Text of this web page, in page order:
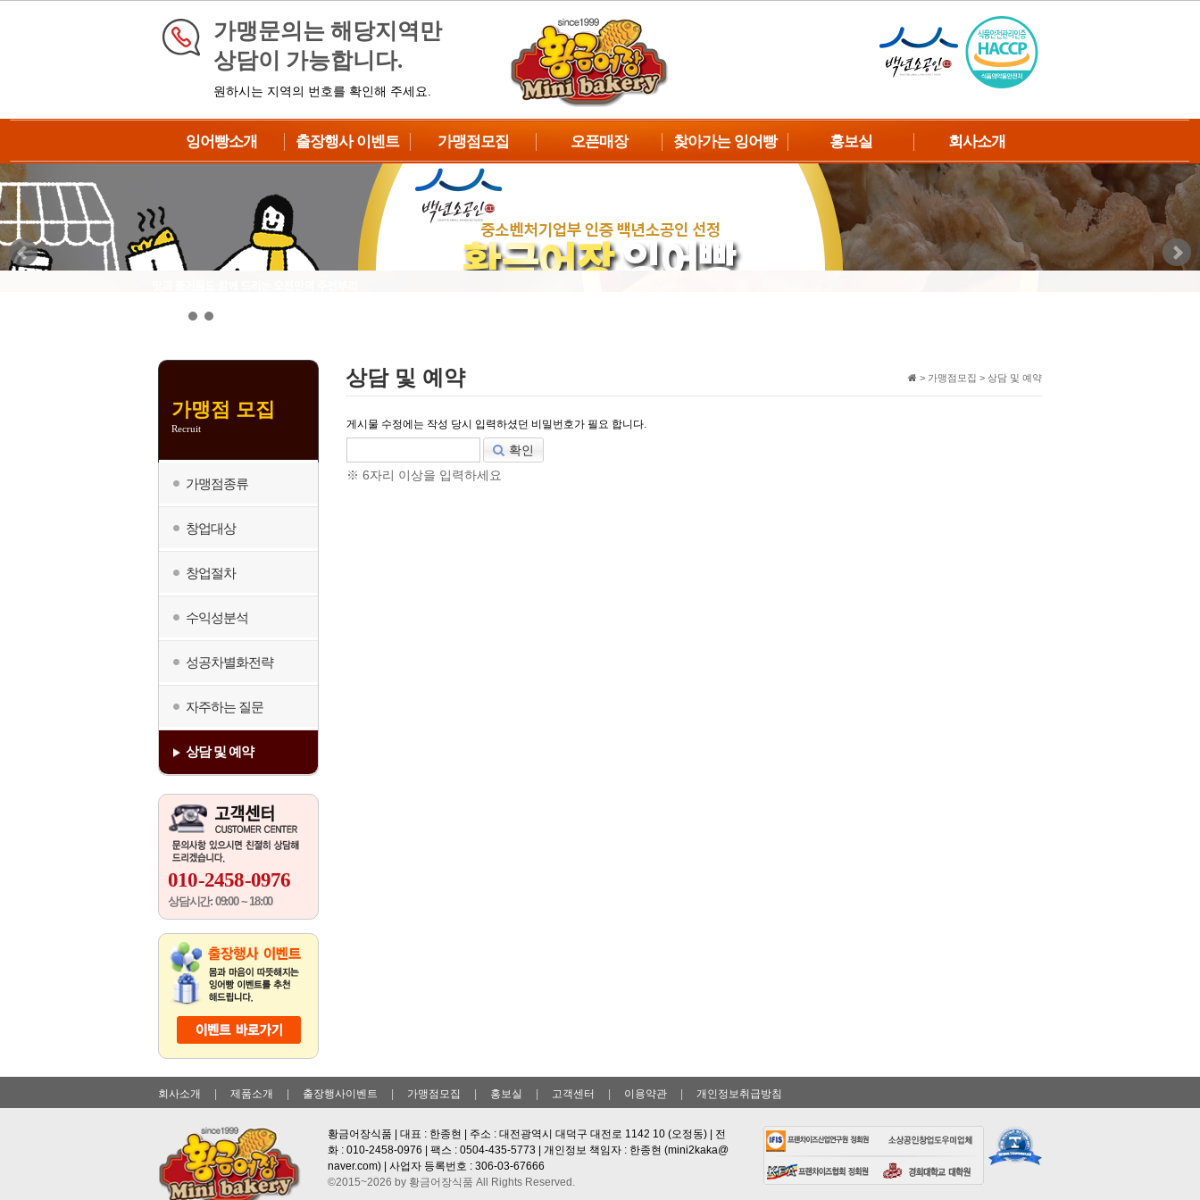
가맹문의는 해당지역만
상담이 가능합니다.
원하시는 지역의 번호를 확인해 주세요.
잉어빵소개
제조방법
출장행사 이벤트
대형이벤트
중형이벤트
DIY이벤트
가맹점모집
가맹점종류
창업대상
창업절차
수익성분석
오픈매장
지역별연락처
찾아가는 잉어빵
봉사활동
한국MC기계
홍보실
언론보도
TV방송자료
신제품소식
공지사항
회사소개
회사연혁
CI&BI소개
오시는 길
가맹점 모집
Recruit
가맹점종류
창업대상
창업절차
수익성분석
성공차별화전략
자주하는 질문
상담 및 예약
010-2458-0976
상담시간: 09:00 ~ 18:00
상담 및 예약 > 가맹점모집 > 상담 및 예약
게시물 수정에는 작성 당시 입력하셨던 비밀번호가 필요 합니다.
확인
※ 6자리 이상을 입력하세요
회사소개 제품소개 출장행사이벤트 가맹점모집 홍보실 고객센터 이용약관 개인정보취급방침
황금어장식품 | 대표 : 한종현 | 주소 : 대전광역시 대덕구 대전로 1142 10 (오정동) | 전
화 : 010-2458-0976 | 팩스 : 0504-435-5773 | 개인정보 책임자 : 한종현 (mini2kaka@
naver.com) | 사업자 등록번호 : 306-03-67666
©2015~2026 by 황금어장식품 All Rights Reserved.